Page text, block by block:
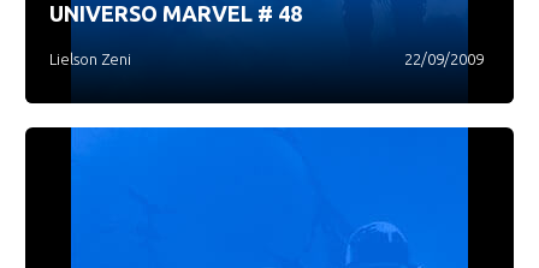
UNIVERSO MARVEL # 48
Lielson Zeni 22/09/2009